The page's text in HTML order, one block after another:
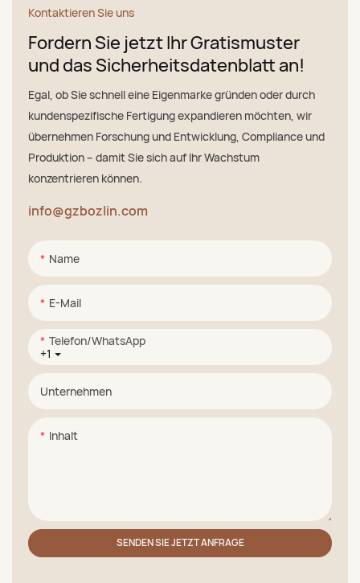
Kontaktieren Sie uns
Fordern Sie jetzt Ihr Gratismuster
und das Sicherheitsdatenblatt an!
Egal, ob Sie schnell eine Eigenmarke gründen oder durch
kundenspezifische Fertigung expandieren möchten, wir
übernehmen Forschung und Entwicklung, Compliance und
Produktion – damit Sie sich auf Ihr Wachstum
konzentrieren können.
info@gzbozlin.com
Name
E-Mail
+1
Telefon/WhatsApp
Unternehmen
Inhalt
SENDEN SIE JETZT ANFRAGE